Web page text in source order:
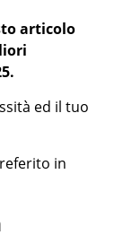
articolo
ed il tuo
in